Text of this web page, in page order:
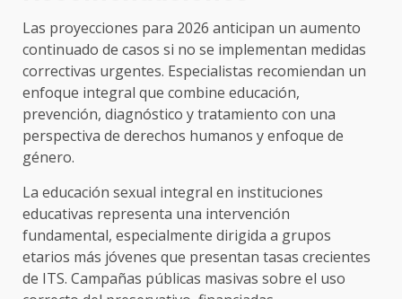
Las proyecciones para 2026 anticipan un aumento
continuado de casos si no se implementan medidas
correctivas urgentes. Especialistas recomiendan un
enfoque integral que combine educación,
prevención, diagnóstico y tratamiento con una
perspectiva de derechos humanos y enfoque de
género.
La educación sexual integral en instituciones
educativas representa una intervención
fundamental, especialmente dirigida a grupos
etarios más jóvenes que presentan tasas crecientes
de ITS. Campañas públicas masivas sobre el uso